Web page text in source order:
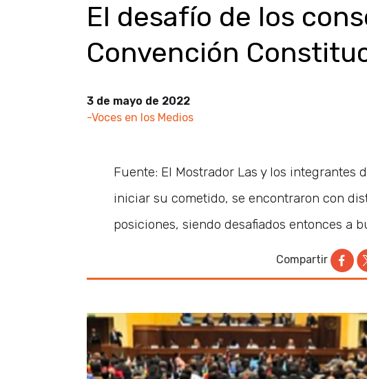
El desafío de los
Convención
3 de mayo de 2022
-Voces en los Medios
Fuente: El Mostrador Las y los integrantes
iniciar su cometido, se encontraron con
posiciones, siendo desafiados entonces a
Compartir